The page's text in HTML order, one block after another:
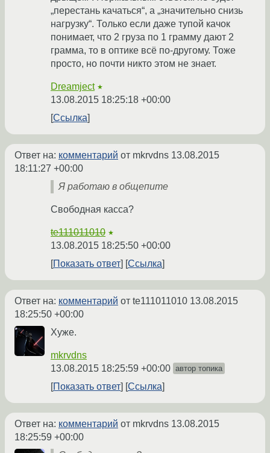
„перестань качаться“, а „значительно снизь
нагрузку“. Только если даже тупой качок
понимает, что 2 груза по 1 грамму дают 2
грамма, то в оптике всё по-другому. Тоже
просто, но почти никто этом не знает.
Dreamject ★
13.08.2015 18:25:18 +00:00
Ссылка
Ответ на: комментарий от mkrvdns 13.08.2015
18:11:27 +00:00
Я работаю в общепите
Свободная касса?
te111011010 ★
13.08.2015 18:25:50 +00:00
Показать ответ
Ссылка
Ответ на: комментарий от te111011010 13.08.2015
18:25:50 +00:00
Хуже.
mkrvdns
13.08.2015 18:25:59 +00:00 автор топика
Показать ответ Ссылка
Ответ на: комментарий от mkrvdns 13.08.2015
18:25:59 +00:00